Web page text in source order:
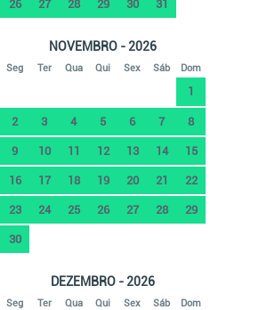
26 27 28 29 30 31
NOVEMBRO - 2026
Seg Ter Qua Qui Sex Sáb Dom
1
2 3 4 5 6 7 8
9 10 11 12 13 14 15
16 17 18 19 20 21 22
23 24 25 26 27 28 29
30
DEZEMBRO - 2026
Seg Ter Qua Qui Sex Sáb Dom